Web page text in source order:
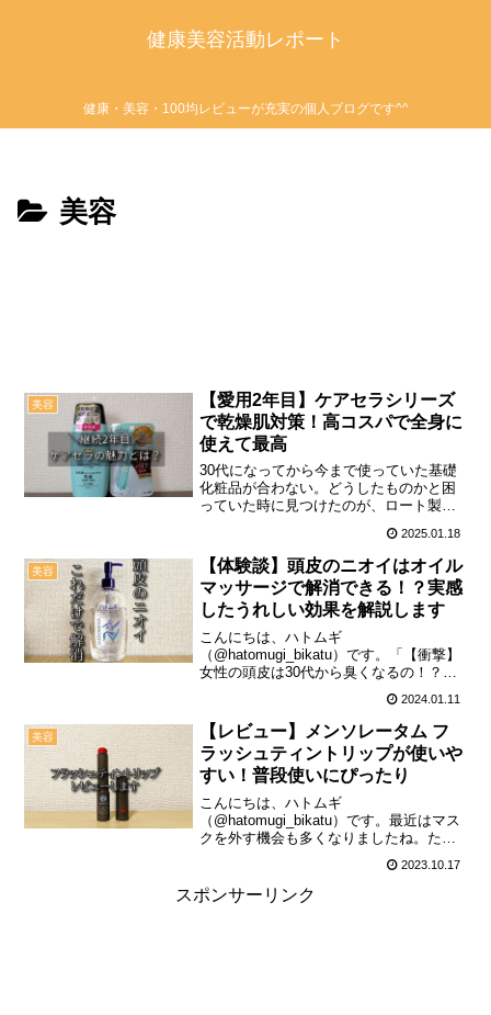
健康美容活動レポート
健康・美容・100均レビューが充実の個人ブログです^^
美容
美容
【愛用2年目】ケアセラシリーズ
で乾燥肌対策！高コスパで全身に
使えて最高
30代になってから今まで使っていた基礎
化粧品が合わない。どうしたものかと困
っていた時に見つけたのが、ロート製薬
配合化粧品の中では低価格ながら、しっ
かり乾燥を防げたので2年間近くリピート
しています。ケアセラ...
2025.01.18
美容
【体験談】頭皮のニオイはオイル
マッサージで解消できる！？実感
したうれしい効果を解説します
こんにちは、ハトムギ
（@hatomugi_bikatu）です。「【衝撃】
女性の頭皮は30代から臭くなるの！？簡
でも取り上げていますが、頭皮のニオイ
ってなかなか対策が難しく、人にも相談
しづらいですよね。そん...
2024.01.11
美容
【レビュー】メンソレータム フ
ラッシュティントリップが使いや
すい！普段使いにぴったり
こんにちは、ハトムギ
（@hatomugi_bikatu）です。最近はマス
クを外す機会も多くなりましたね。た
でしょうか。マスクを付けたり外したり
するから、しっかりリップメイクはしづ
らい。かと言って何もし...
2023.10.17
スポンサーリンク